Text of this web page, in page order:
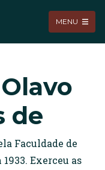
MENU
de
Faculdade de
Exerceu as